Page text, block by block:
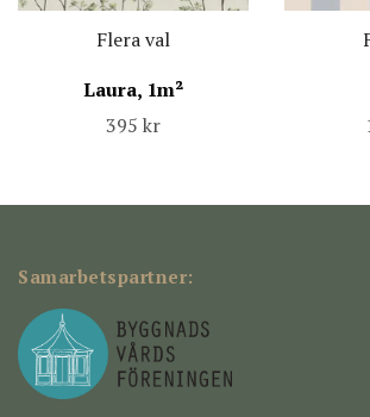
Flera val
Laura, 1m²
395 kr
Samarbetspartner: